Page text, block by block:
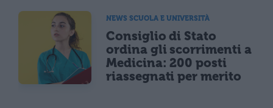
NEWS SCUOLA E UNIVERSITÀ
Consiglio di Stato
ordina gli scorrimenti a
Medicina: 200 posti
riassegnati per merito